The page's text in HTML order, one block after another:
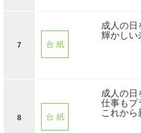
7 台 紙
成人の日
輝かしい
8 台 紙
成人の日
仕事もプ
これから